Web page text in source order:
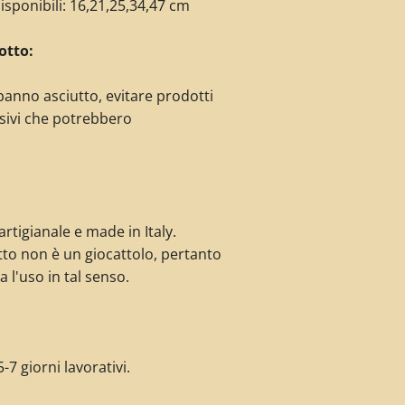
16,21,25,34,47 cm
asciutto, evitare prodotti
che potrebbero
e made in Italy.
non è un giocattolo, pertanto
l'uso in tal senso.
7 giorni lavorativi.